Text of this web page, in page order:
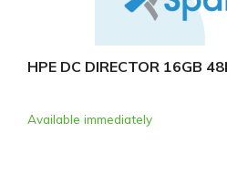
HPE DC DIRECTOR 16GB
Available immediately